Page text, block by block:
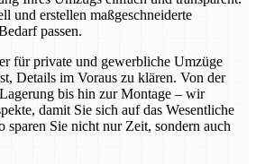
und erstellen maßgeschneiderte
passen.
für private und gewerbliche Umzüge
Details im Voraus zu klären. Von der
bis hin zur Montage – wir
damit Sie sich auf das Wesentliche
sparen Sie nicht nur Zeit, sondern auch